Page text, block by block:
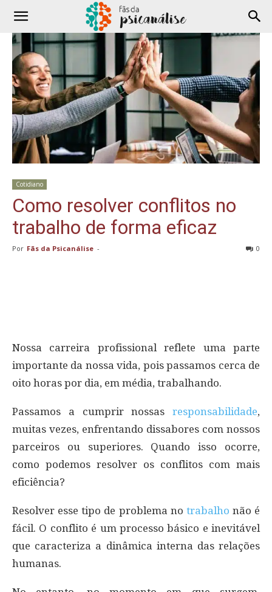
Cotidiano
Como resolver conflitos no
trabalho de forma eficaz
Por Fãs da Psicanálise - 0
Nossa carreira profissional reflete uma parte
importante da nossa vida, pois passamos cerca de
oito horas por dia, em média, trabalhando.
Passamos a cumprir nossas responsabilidade,
muitas vezes, enfrentando dissabores com nossos
parceiros ou superiores. Quando isso ocorre,
como podemos resolver os conflitos com mais
eficiência?
Resolver esse tipo de problema no trabalho não é
fácil. O conflito é um processo básico e inevitável
que caracteriza a dinâmica interna das relações
humanas.